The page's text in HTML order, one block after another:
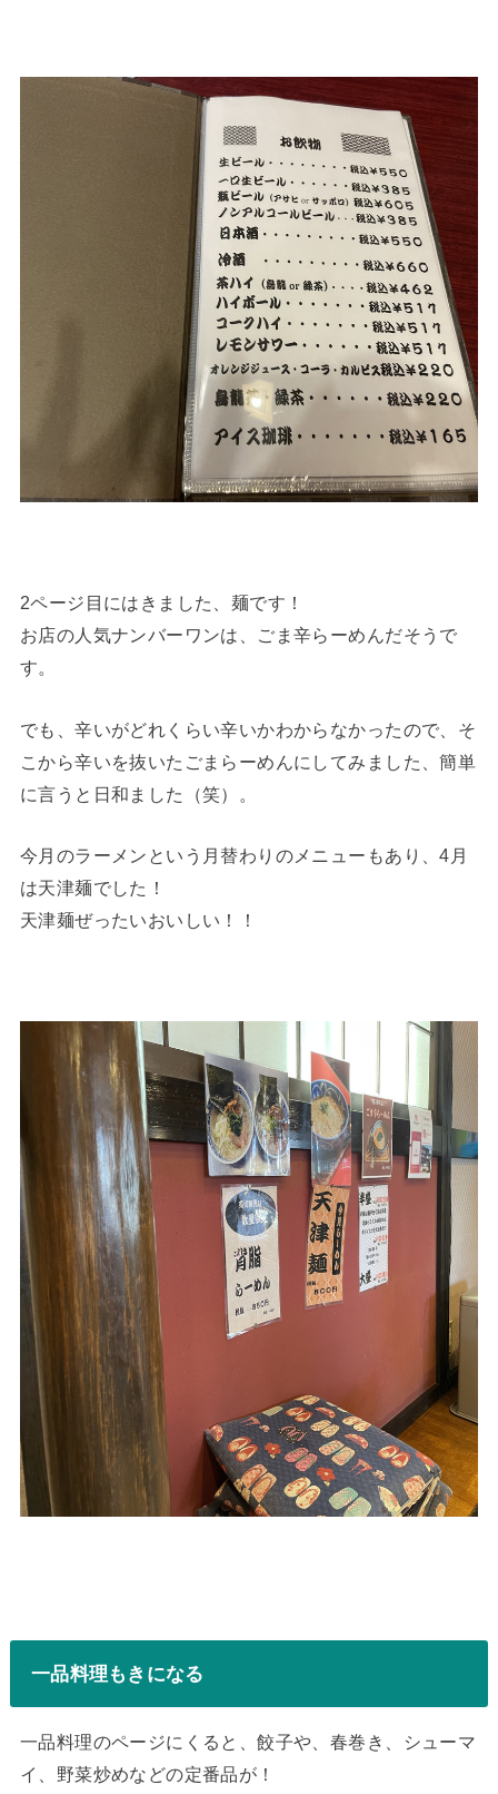
2ページ目にはきました、麺です！
お店の人気ナンバーワンは、ごま辛らーめんだそうで
す。
でも、辛いがどれくらい辛いかわからなかったので、そ
こから辛いを抜いたごまらーめんにしてみました、簡単
に言うと日和ました（笑）。
今月のラーメンという月替わりのメニューもあり、4月
は天津麺でした！
天津麺ぜったいおいしい！！
一品料理もきになる
一品料理のページにくると、餃子や、春巻き、シューマ
イ、野菜炒めなどの定番品が！